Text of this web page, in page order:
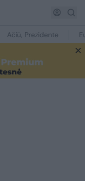
Ačiū, Prezidente